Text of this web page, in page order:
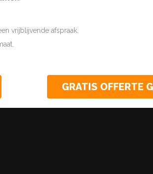
vrijblijvende afspraak.
GRATIS OFFERTE